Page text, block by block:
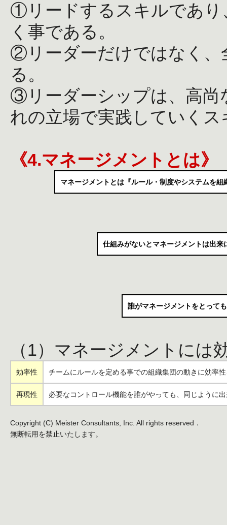
①リードするスキルであり
く事である。
②リーダーだけではなく、
る。
③リーダーシップは、高尚
れの立場で実践していくス
《4.マネージメントとは》
マネージメントとは『ルール・制度やシステムを
仕組みがないとマネージメントは出
誰がマネージメントをとって
（1）マネージメントには
効率性 チームにルールを定める事での組織集団の動きに効率
再現性 必要なコントロール機能を誰がやっても、同じように
Copyright (C) Meister Consultants, Inc. All rights reserved．
無断転用を禁止いたします。